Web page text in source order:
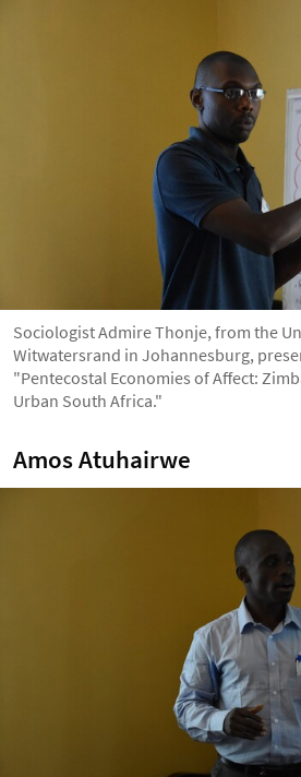
Sociologist Admire Thonje, from the
Witwatersrand in Johannesburg,
"Pentecostal Economies of Affect:
Urban South Africa."
Amos Atuhairwe